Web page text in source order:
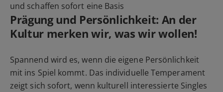
und schaffen sofort eine Basis
Prägung und Persönlichkeit: An der
Kultur merken wir, was wir wollen!
Spannend wird es, wenn die eigene Persönlichkeit
mit ins Spiel kommt. Das individuelle Temperament
zeigt sich sofort, wenn kulturell interessierte Singles